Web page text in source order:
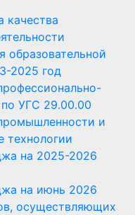
качества
образовательной
2025 год
УГС 29.00.00
и
технологии
на 2025-2026
на июнь 2026
осуществляющих